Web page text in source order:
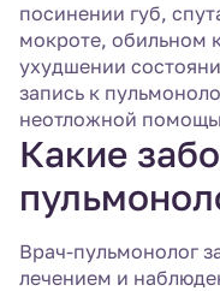
посинении губ,
мокроте, обильном
ухудшении
запись к
неотложной
Какие
Врач-пульмонолог
лечением и